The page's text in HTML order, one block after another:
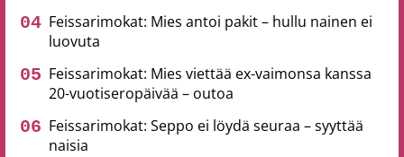
Feissarimokat: Mies antoi pakit – hullu nainen ei
luovuta
Feissarimokat: Mies viettää ex-vaimonsa kanssa
20-vuotiseropäivää – outoa
Feissarimokat: Seppo ei löydä seuraa – syyttää
naisia